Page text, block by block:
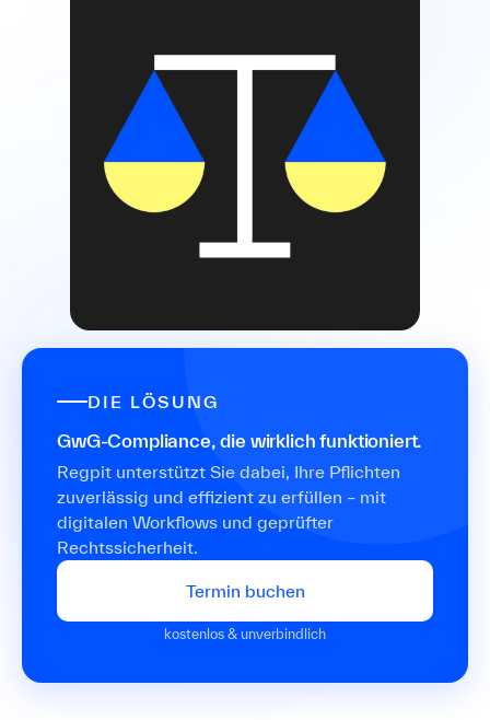
DIE LÖSUNG
GwG-Compliance, die wirklich funktioniert.
Regpit unterstützt Sie dabei, Ihre Pflichten
zuverlässig und effizient zu erfüllen – mit
digitalen Workflows und geprüfter
Rechtssicherheit.
Termin buchen
kostenlos & unverbindlich